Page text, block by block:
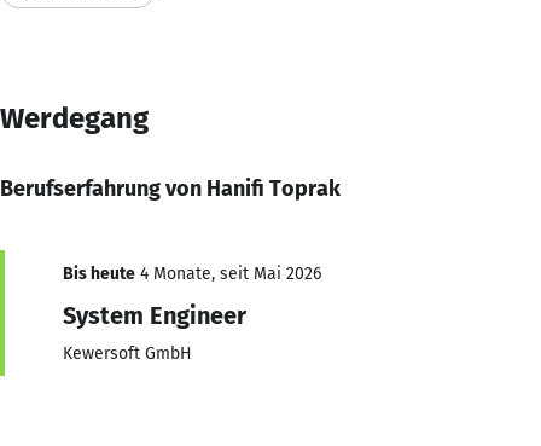
Werdegang
Berufserfahrung von Hanifi Toprak
Bis heute 4 Monate, seit Mai 2026
System Engineer
Kewersoft GmbH